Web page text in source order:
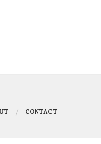
CONTACT